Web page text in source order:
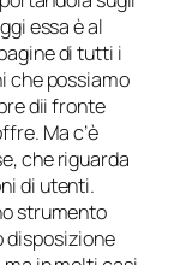
essa è al
di tutti i
che possiamo
dii fronte
Ma c’è
che riguarda
di utenti.
strumento
disposizione